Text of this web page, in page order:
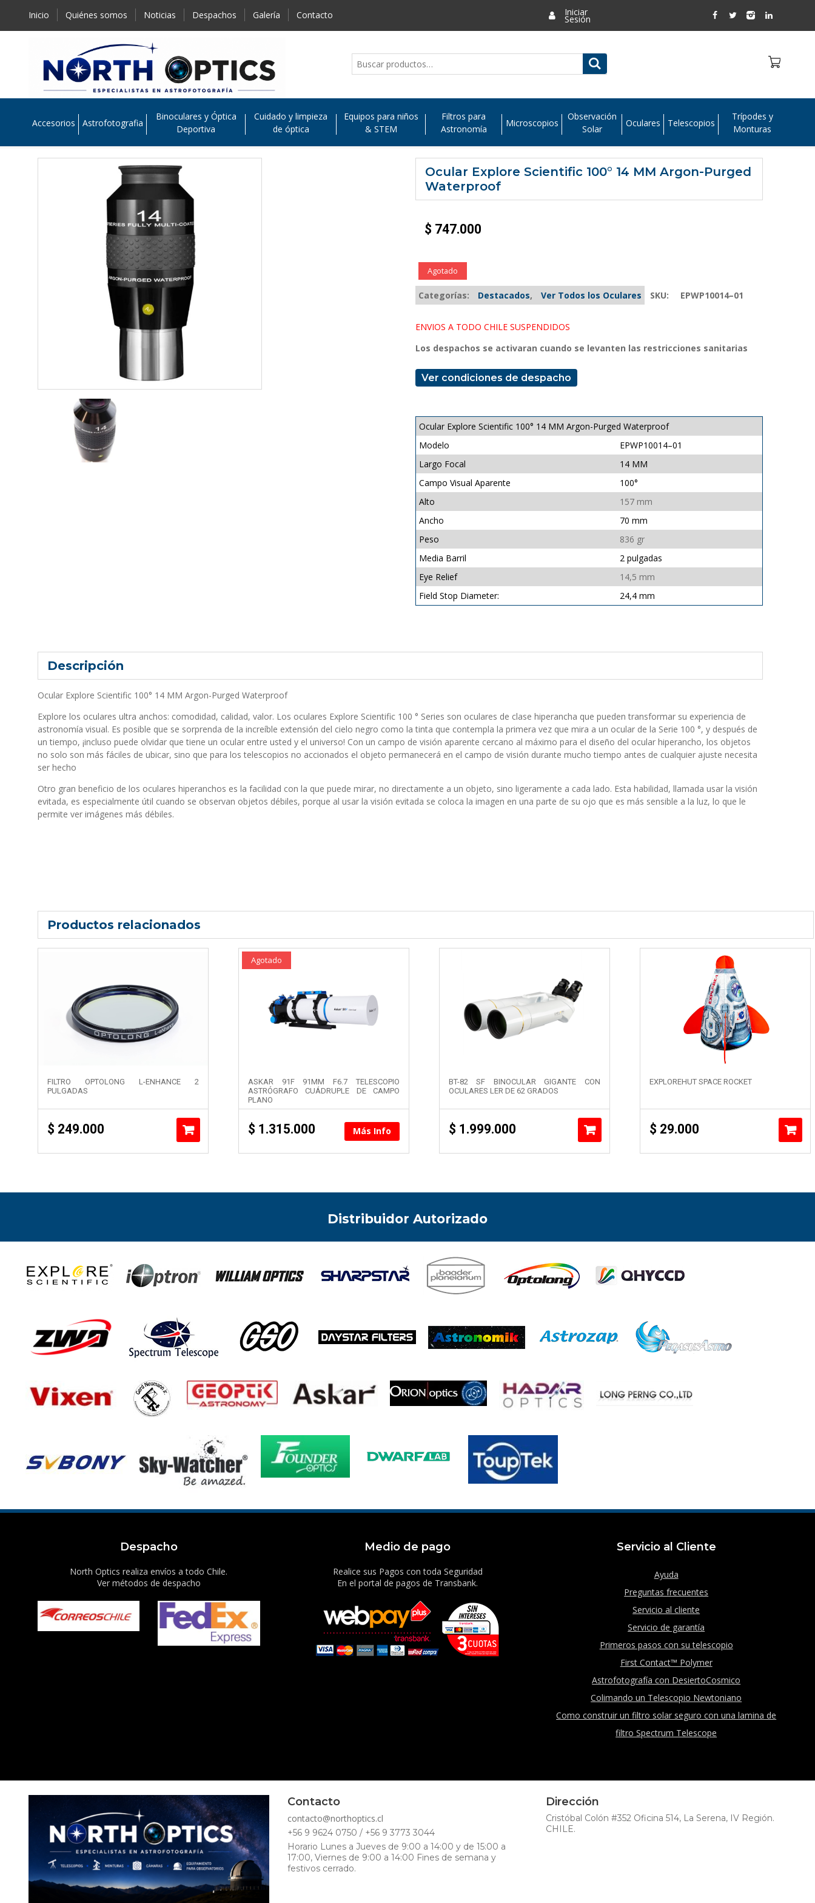
Inicio Quiénes somos Noticias Despachos Galería Contacto Iniciar
Sesión
Accesorios Astrofotografia
Binoculares y Óptica
Deportiva
Cuidado y limpieza
de óptica
Equipos para niños
& STEM
Filtros para
Astronomía
Microscopios
Observación
Solar
Oculares Telescopios
Trípodes y
Monturas
Ocular Explore Scientific 100° 14 MM Argon-Purged
Waterproof
$ 747.000
Agotado
Categorías: Destacados, Ver Todos los Oculares SKU: EPWP10014–01
ENVIOS A TODO CHILE SUSPENDIDOS
Los despachos se activaran cuando se levanten las restricciones sanitarias
Ver condiciones de despacho
Ocular Explore Scientific 100° 14 MM Argon-Purged Waterproof
Modelo
EPWP10014–01
Largo Focal
14 MM
Campo Visual Aparente
100°
Alto
157 mm
Ancho
70 mm
Peso
836 gr
Media Barril
2 pulgadas
Eye Relief
14,5 mm
Field Stop Diameter:
24,4 mm
Descripción
Ocular Explore Scientific 100° 14 MM Argon-Purged Waterproof
Explore los oculares ultra anchos: comodidad, calidad, valor. Los oculares Explore Scientific 100 ° Series son oculares de clase hiperancha que pueden transformar su experiencia de
astronomía visual. Es posible que se sorprenda de la increíble extensión del cielo negro como la tinta que contempla la primera vez que mira a un ocular de la Serie 100 °, y después de
un tiempo, ¡incluso puede olvidar que tiene un ocular entre usted y el universo! Con un campo de visión aparente cercano al máximo para el diseño del ocular hiperancho, los objetos
no solo son más fáciles de ubicar, sino que para los telescopios no accionados el objeto permanecerá en el campo de visión durante mucho tiempo antes de cualquier ajuste necesita
ser hecho
Otro gran beneficio de los oculares hiperanchos es la facilidad con la que puede mirar, no directamente a un objeto, sino ligeramente a cada lado. Esta habilidad, llamada usar la visión
evitada, es especialmente útil cuando se observan objetos débiles, porque al usar la visión evitada se coloca la imagen en una parte de su ojo que es más sensible a la luz, lo que le
permite ver imágenes más débiles.
Productos relacionados
FILTRO OPTOLONG L-ENHANCE 2
PULGADAS
$ 249.000
Agotado
ASKAR 91F 91MM F6.7 TELESCOPIO
ASTRÓGRAFO CUÁDRUPLE DE CAMPO
PLANO
$ 1.315.000 Más Info
BT-82 SF BINOCULAR GIGANTE CON
OCULARES LER DE 62 GRADOS
$ 1.999.000
EXPLOREHUT SPACE ROCKET
$ 29.000
Distribuidor Autorizado
Despacho
North Optics realiza envíos a todo Chile.
Ver métodos de despacho
Medio de pago
Realice sus Pagos con toda Seguridad
En el portal de pagos de Transbank.
Servicio al Cliente
Ayuda
Preguntas frecuentes
Servicio al cliente
Servicio de garantía
Primeros pasos con su telescopio
First Contact™ Polymer
Astrofotografía con DesiertoCosmico
Colimando un Telescopio Newtoniano
Como construir un filtro solar seguro con una lamina de
filtro Spectrum Telescope
Contacto
contacto@northoptics.cl
+56 9 9624 0750 / +56 9 3773 3044
Horario Lunes a Jueves de 9:00 a 14:00 y de 15:00 a
17:00, Viernes de 9:00 a 14:00 Fines de semana y
festivos cerrado.
Dirección
Cristóbal Colón #352 Oficina 514, La Serena, IV Región.
CHILE.